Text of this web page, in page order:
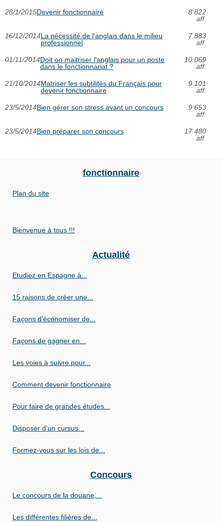
28/1/2015Devenir fonctionnaire
8 822
aff.
16/12/2014La nécessité de l'anglais dans le milieu
professionnel
7 883
aff.
01/11/2014Doit on maitriser l'anglais pour un poste
dans le fonctionnariat ?
10 069
aff.
21/10/2014Matriser les subtilités du Français pour
devenir fonctionnaire
9 101
aff.
23/5/2014Bien gérer son stress avant un concours
9 653
aff.
23/5/2014Bien préparer son concours
17 480
aff.
fonctionnaire
Plan du site
Bienvenue à tous !!!
Actualité
Etudiez en Espagne à...
15 raisons de créer une...
Façons d'économiser de...
Façons de gagner en...
Les voies à suivre pour...
Comment devenir fonctionnaire
Pour faire de grandes études...
Disposer d’un cursus...
Formez-vous sur les lois de...
Concours
Le concours de la douane,...
Les différentes filières de...